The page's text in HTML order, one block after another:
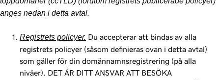
anges nedan i detta avtal.
Registrets policyer. Du accepterar att bindas av alla
registrets policyer (såsom definieras ovan i detta avtal)
som gäller för din domännamnsregistrering (på alla
nivåer). DET ÄR DITT ANSVAR ATT BESÖKA